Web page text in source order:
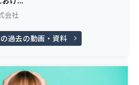
会社
過去の動画・資料